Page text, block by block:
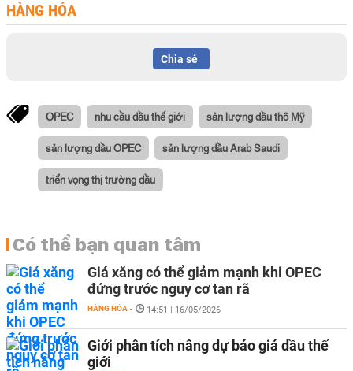
HÀNG HÓA
Chia sẻ
OPEC nhu cầu dầu thế giới sản lượng dầu thô Mỹ
sản lượng dầu OPEC sản lượng dầu Arab Saudi
triển vọng thị trường dầu
Có thể bạn quan tâm
Giá xăng có thể giảm mạnh khi OPEC
đứng trước nguy cơ tan rã
HÀNG HÓA - 14:51 | 16/05/2026
Giới phân tích nâng dự báo giá dầu thế
giới